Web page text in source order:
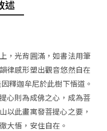
述
，光背圓滿，如書法用筆
律感形塑出觀音悠然自在
釋迦牟尼於此樹下悟道。
心則為成佛之心，成為菩
以此畫寓發菩提心之要，
大悟，安住自在。